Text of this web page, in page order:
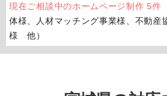
現在ご相談中のホームページ制作 5件
体様、人材マッチング事業様、不動産
様 他）